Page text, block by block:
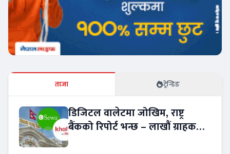
ताजा ट्रेन्डिङ
डिजिटल वालेटमा जोखिम, राष्ट्र
बैंकको रिपोर्ट भन्छ – लाखौं ग्राहकको